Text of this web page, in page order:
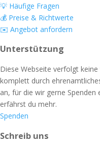
💡 Häufige Fragen
💰 Preise & Richtwerte
✉️ Angebot anfordern
Unterstützung
Diese Webseite verfolgt
komplett durch
an, für die wir gerne
erfährst du mehr.
Spenden
Schreib uns